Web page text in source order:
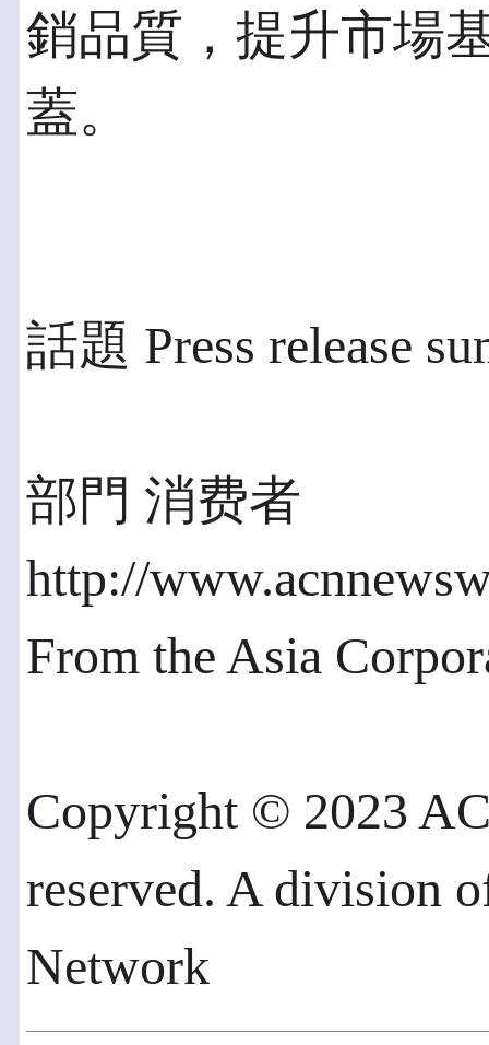
銷品質，提升市場
蓋。
話題 Press release
部門 消费者
http://
From the Asia
Copyright © 2023
reserved. A division
Network